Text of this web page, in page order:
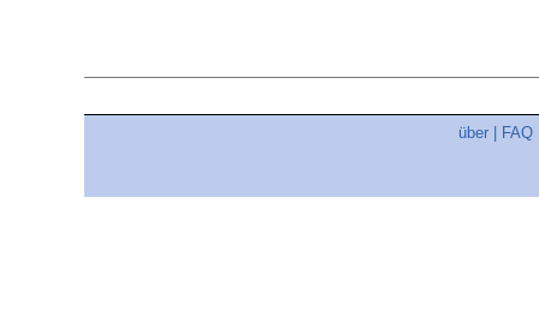
über FAQ